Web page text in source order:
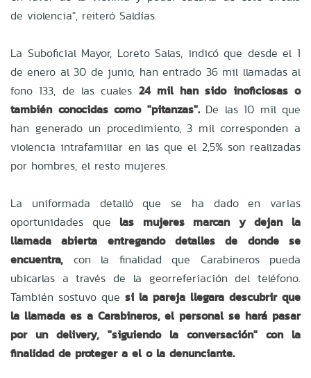
de violencia", reiteró Saldías.
La Suboficial Mayor, Loreto Salas, indicó que desde el 1
de enero al 30 de junio, han entrado 36 mil llamadas al
fono 133, de las cuales 24 mil han sido inoficiosas o
también conocidas como "pitanzas".De las 10 mil que
han generado un procedimiento, 3 mil corresponden a
violencia intrafamiliar en las que el 2,5% son realizadas
por hombres, el resto mujeres.
La uniformada detalló que se ha dado en varias
oportunidades que las mujeres marcan y dejan la
llamada abierta entregando detalles de donde se
encuentra, con la finalidad que Carabineros pueda
ubicarlas a través de la georreferiación del teléfono.
También sostuvo que si la pareja llegara descubrir que
la llamada es a Carabineros, el personal se hará pasar
por un delivery, "siguiendo la conversación" con la
finalidad de proteger a el o la denunciante.